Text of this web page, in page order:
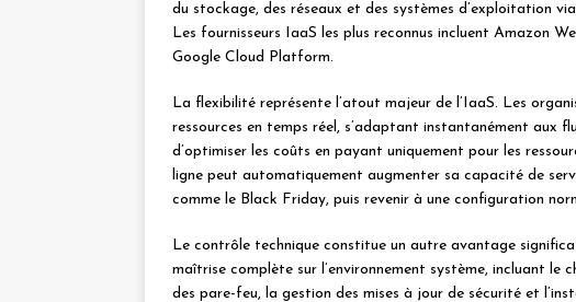
du stockage, des réseaux et des systèmes d’exploitation
Les fournisseurs IaaS les plus reconnus incluent Amazon
Google Cloud Platform.
La flexibilité représente l’atout majeur de l’IaaS. Les
ressources en temps réel, s’adaptant instantanément aux
d’optimiser les coûts en payant uniquement pour les
ligne peut automatiquement augmenter sa capacité de
comme le Black Friday, puis revenir à une configuration
Le contrôle technique constitue un autre avantage
maîtrise complète sur l’environnement système, incluant le
des pare-feu, la gestion des mises à jour de sécurité et